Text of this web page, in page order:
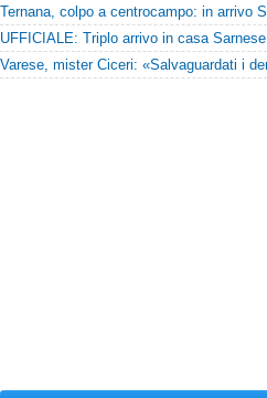
UFFICIALE: Triplo arrivo in casa Sarnese